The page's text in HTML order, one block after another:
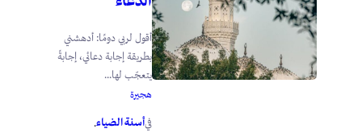
أقول لربي دومًا: أدهشني
بطريقة إجابة دعائي، إجابةً
يتعجّب لها...
هجيرة
فيأسنة الضياء.